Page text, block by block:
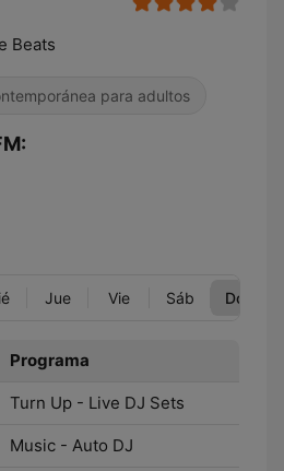
Beats
para adultos
Jue Vie Sáb Dom
Programa
Turn Up - Live DJ Sets
Music - Auto DJ